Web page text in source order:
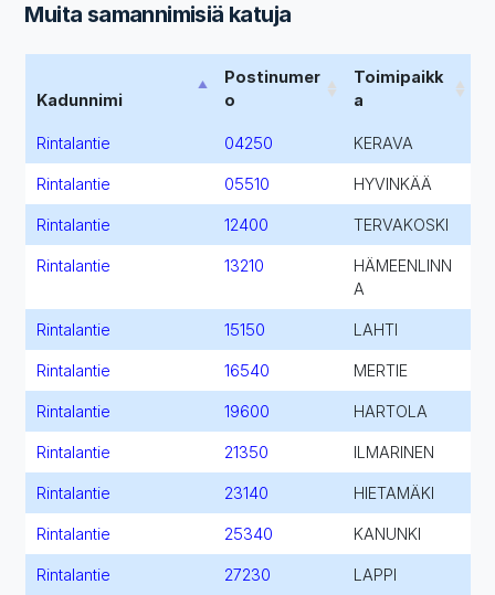
Muita samannimisiä katuja
Kadunnimi
Postinumer
o
Toimipaikk
a
Rintalantie 04250 KERAVA
Rintalantie 05510 HYVINKÄÄ
Rintalantie 12400 TERVAKOSKI
Rintalantie 13210
HÄMEENLINN
A
Rintalantie 15150 LAHTI
Rintalantie 16540 MERTIE
Rintalantie 19600 HARTOLA
Rintalantie 21350 ILMARINEN
Rintalantie 23140 HIETAMÄKI
Rintalantie 25340 KANUNKI
Rintalantie 27230 LAPPI